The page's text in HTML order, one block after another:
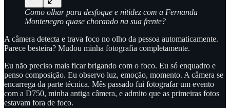
Como olhar para desfoque e nitidez com a Fernanda
Montenegro quase chorando na sua frente?
A câmera detecta e trava foco no olho da pessoa automaticamente.
Parece besteira? Mudou minha fotografia completamente.
Eu não preciso mais ficar brigando com o foco. Eu só enquadro e
penso composição. Eu observo luz, emoção, momento. A câmera se
encarrega da parte técnica. Mês passado fui fotografar um evento
com a D750, minha antiga câmera, e admito que as primeiras fotos
estavam fora de foco.